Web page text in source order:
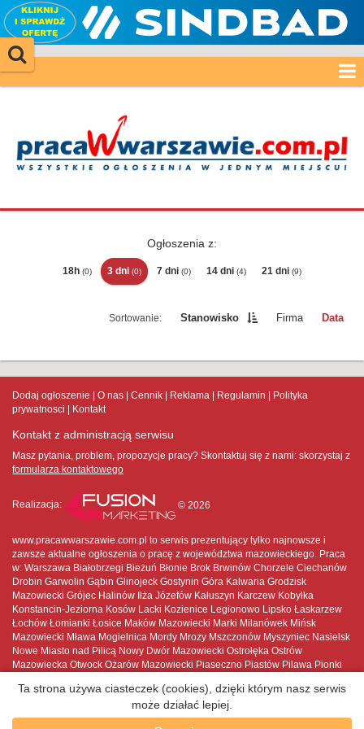
Ogłoszenia z:
18h (0) 3 dni (0) 7 dni (0) 14 dni (4) 21 dni (9)
Stanowisko Firma Data
Dodaj ogłoszenie O nas Cennik Reklama Regulamin
Polityka
prywatnosci
Kontakt
Kontakt z administracją serwisu
Masz pytania, problem, propozycje pracy? Skontaktuj się z nami: skorzystaj z
formularza kontaktowego
Realizacja: © 2026
www.pracawwarszawie.com.pl to serwis prezentujący tylko najnowsze i
zawsze aktualne ogłoszenia o pracę z województwa mazowieckiego. Praca
w: Warszawa Białobrzegi Bieżuń Błonie Brok Brwinów Chorzele Ciechanów
Drobin Garwolin Gąbin Glinojeck Gostynin Góra Kalwaria Grodzisk
Mazowiecki Grójec Halinów Iłża Józefów Kałuszyn Karczew Kobyłka
Konstancin-Jeziorna Kosów Lacki Kozienice Legionowo Lipsko Łaskarzew
Łochów Łomianki Łosice Maków Mazowiecki Marki Milanówek Mińsk
Mazowiecki Mława Mogielnica Mordy Mrozy Mszczonów Myszyniec Nasielsk
Nowe Miasto nad Pilicą Nowy Dwór Mazowiecki Ostrołęka Ostrów
Mazowiecka Otwock Ożarów Mazowiecki Piaseczno Piastów Pilawa Pionki
Raciąż Radom Radzymin Różan Serock Siedlce Sierpc Skaryszew
Sochaczew Sokołów Podlaski Sulejówek Szydłowiec Tarczyn Tłuszcz Warka
Warszawa Węgrów Wołomin Wyszków Wyszogród Wyśmierzyce Zakroczym
Ta strona używa ciasteczek (cookies), dzięki którym nasz serwis
może działać lepiej.